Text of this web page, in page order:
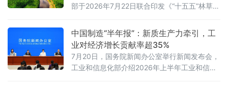
部于2026年7月22日联合印发《“十五五”林草保
领性文件首次将“林草碳汇交易量”和“生态产品
溢价率”列为省级年度考核硬指标，并明确到
2030年全国森林覆盖率达到25.5%、森林蓄积
量增至224亿立方米、草原综合植被盖度稳定在
58%以上。规划期内的林草碳汇累计交易目标
中国制造“半年报”：新质生产力牵引，工
业对经济增长贡献率超35%
7月20日，国务院新闻办公室举行新闻发布会，
工业和信息化部介绍2026年上半年工业和信息